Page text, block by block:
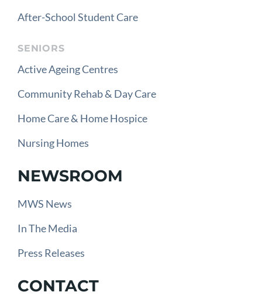
After-School Student Care
SENIORS
Active Ageing Centres
Community Rehab & Day Care
Home Care & Home Hospice
Nursing Homes
NEWSROOM
MWS News
In The Media
Press Releases
CONTACT